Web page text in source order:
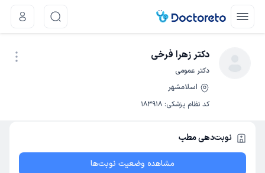
دکتر زهرا فرخی
دکتر عمومی
اسلامشهر
کد نظام پزشکی:
183918
نوبت‌دهی مطب
مشاهده وضعیت نوبت‌ها